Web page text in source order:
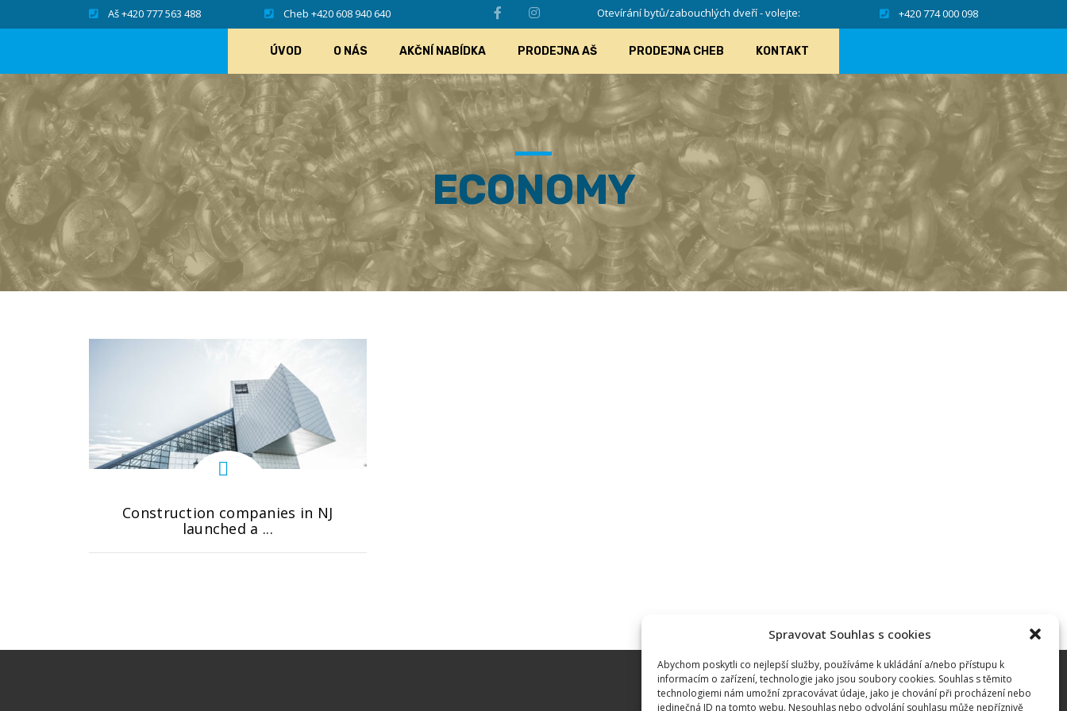
Spravovat Souhlas s cookies
Abychom poskytli co nejlepší služby, používáme k ukládání a/nebo přístupu k
informacím o zařízení, technologie jako jsou soubory cookies. Souhlas s těmito
technologiemi nám umožní zpracovávat údaje, jako je chování při procházení nebo
jedinečná ID na tomto webu. Nesouhlas nebo odvolání souhlasu může nepříznivě
Aš +420 777 563 488 Cheb +420 608 940 640 Otevírání bytů/zabouchlých dveří - volejte: +420 774 000 098
ÚVOD O NÁS AKČNÍ NABÍDKA PRODEJNA AŠ PRODEJNA CHEB KONTAKT
ECONOMY
Construction companies in NJ
launched a ...